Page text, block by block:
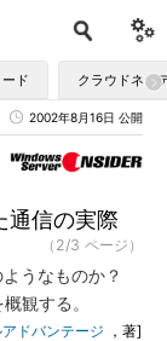
ド クラウドネイ
2002年8月16日 公開
信の実際
（2/3 ページ）
うなものか？
観する。
ドバンテージ ，著]